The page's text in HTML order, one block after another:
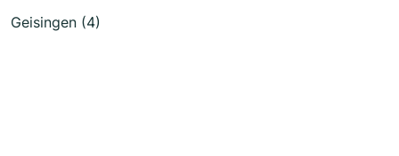
Geisingen (4)